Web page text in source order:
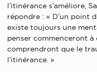
l’itinérance s’améliore,
répondre : « D’un point
existe toujours une
penser commenceront à
comprendront que le
l’itinérance. »